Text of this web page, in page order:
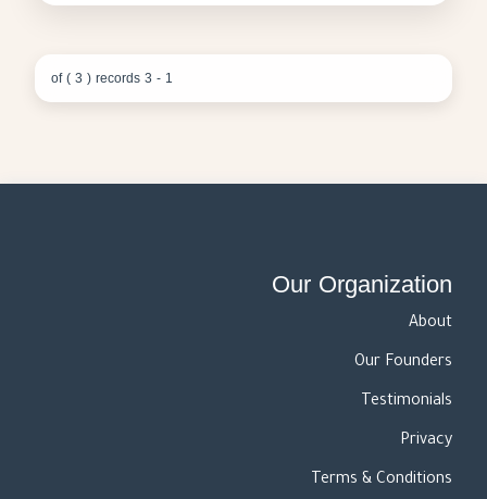
1 - 3 of ( 3 ) records
Our Organization
About
Our Founders
Testimonials
Privacy
Terms & Conditions